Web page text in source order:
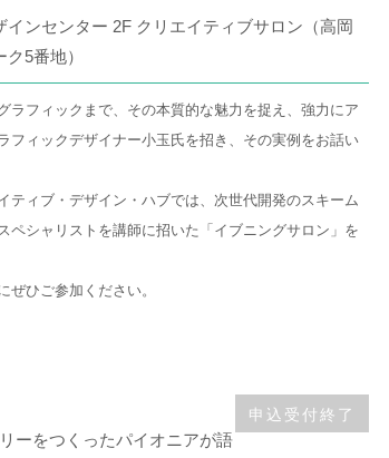
インセンター 2F クリエイティブサロン（高岡
5番地）
ラフィックまで、その本質的な魅力を捉え、強力にア
フィックデザイナー小玉氏を招き、その実例をお話い
ィブ・デザイン・ハブでは、次世代開発のスキーム
ペシャリストを講師に招いた「イブニングサロン」を
ひご参加ください。
ーをつくったパイオニアが語
申込受付終了